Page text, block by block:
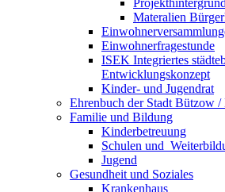
Materalien
Einwohnerfragestunde
ISEK Integriertes
Entwicklungskonzept
Kinder- und Jugendrat
Ehrenbuch der Stadt Bützow /
Familie und Bildung
Kinderbetreuung
Schulen und
Jugend
Gesundheit und Soziales
Krankenhaus